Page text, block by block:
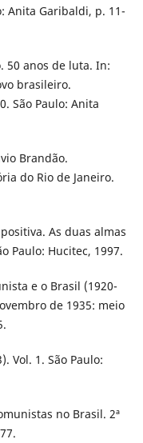
Anita Garibaldi, p. 11-
50 anos de luta. In:
brasileiro.
São Paulo: Anita
Brandão.
do Rio de Janeiro.
As duas almas
Paulo: Hucitec, 1997.
e o Brasil (1920-
de 1935: meio
Vol. 1. São Paulo:
no Brasil. 2ª